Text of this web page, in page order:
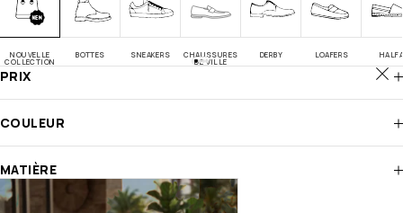
NOUVELLE
COLLECTION
BOTTES SNEAKERS CHAUSSURES
DE VILLE
DERBY LOAFERS HALFA
PRIX
COULEUR
MATIÈRE